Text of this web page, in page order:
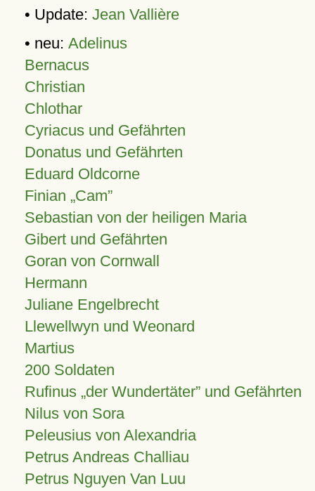
• Update: Jean Vallière
• neu: Adelinus
Bernacus
Christian
Chlothar
Cyriacus und Gefährten
Donatus und Gefährten
Eduard Oldcorne
Finian Cam
Sebastian von der heiligen Maria
Gibert und Gefährten
Goran von Cornwall
Hermann
Juliane Engelbrecht
Llewellwyn und Weonard
Martius
200 Soldaten
Rufinus „der Wundertäter” und Gefährten
Nilus von Sora
Peleusius von Alexandria
Petrus Andreas Challiau
Petrus Nguyen Van Luu